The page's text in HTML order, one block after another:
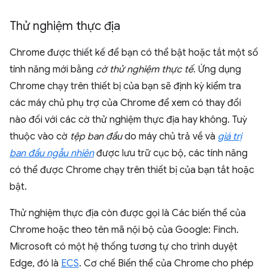
Thử nghiệm thực địa
Chrome được thiết kế để bạn có thể bật hoặc tắt một số
tính năng mới bằng cờ thử nghiệm thực tế. Ứng dụng
Chrome chạy trên thiết bị của bạn sẽ định kỳ kiểm tra
các máy chủ phụ trợ của Chrome để xem có thay đổi
nào đối với các cờ thử nghiệm thực địa hay không. Tuỳ
thuộc vào cờ tệp ban đầudo máy chủ trả về và giá trị
ban đầu ngẫu nhiênđược lưu trữ cục bộ, các tính năng
có thể được Chrome chạy trên thiết bị của bạn tắt hoặc
bật.
Thử nghiệm thực địa còn được gọi là Các biến thể của
Chrome hoặc theo tên mã nội bộ của Google: Finch.
Microsoft có một hệ thống tương tự cho trình duyệt
Edge, đó là ECS. Cơ chế Biến thể của Chrome cho phép